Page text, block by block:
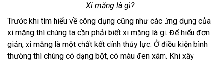
Xi măng là gì?
Trước khi tìm hiểu về công dụng cũng như các ứng dụng của
xi măng thì chúng ta cần phải biết xi măng là gì. Để hiểu đơn
giản, xi măng là một chất kết dính thủy lực. Ở điều kiện bình
thường thì chúng có dạng bột, có màu đen xám. Khi xây